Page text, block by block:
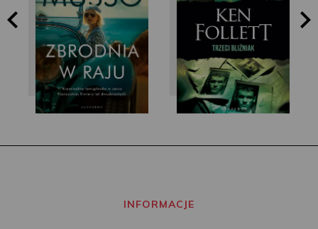
Guillaume Musso Ken Follett
INFORMACJE